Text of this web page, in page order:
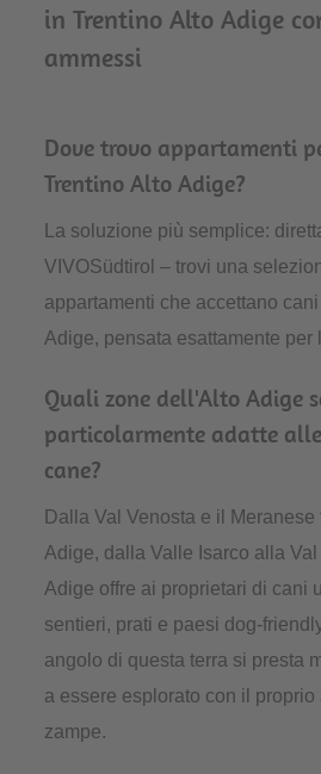
in Trentino Alto Adige
ammessi
Dove trovo appartamenti
Trentino Alto Adige?
La soluzione più semplice:
VIVOSüdtirol – trovi una
appartamenti che accettano
Adige, pensata esattamente per
Quali zone dell'Alto Adige
particolarmente adatte
cane?
Dalla Val Venosta e il
Adige, dalla Valle Isarco alla
Adige offre ai proprietari di cani
sentieri, prati e paesi dog-
angolo di questa terra si presta
a essere esplorato con il proprio
zampe.